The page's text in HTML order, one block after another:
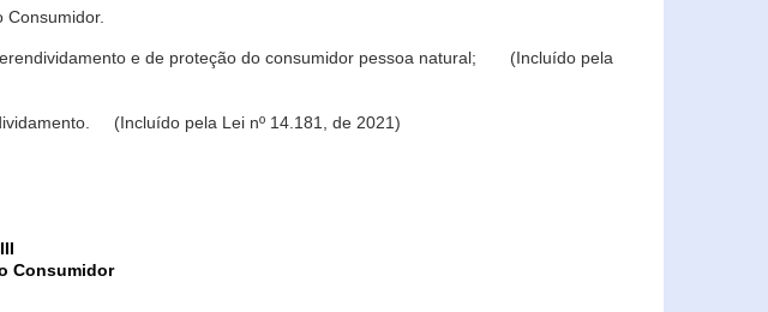
e de proteção do consumidor pessoa natural; (Incluído pela
(Incluído pela Lei nº 14.181, de 2021)
Consumidor